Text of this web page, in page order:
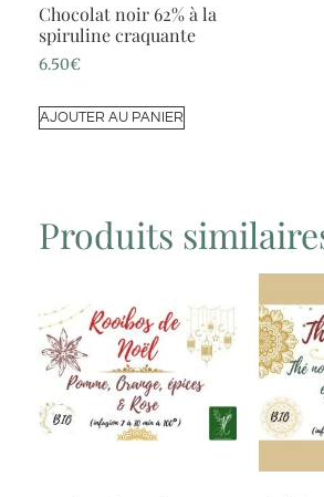
Chocolat noir 62% à la
spiruline craquante
6.50€
AJOUTER AU PANIER
Produits